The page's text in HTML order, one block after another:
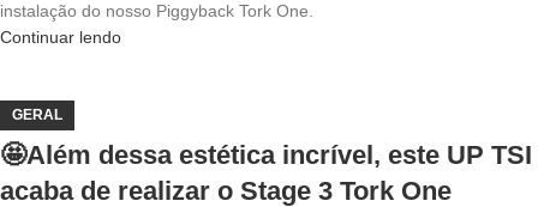
instalação do nosso Piggyback Tork One.
Continuar lendo
GERAL
🤩Além dessa estética incrível, este UP TSI
acaba de realizar o Stage 3 Tork One